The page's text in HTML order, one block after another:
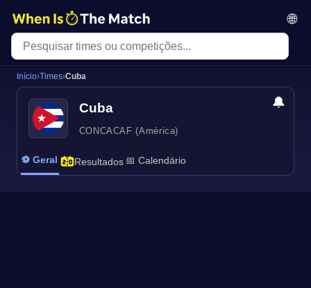
🌐
Início›Times›Cuba
Cuba
CONCACAF (América)
🔔
⚽ Geral Resultados 📅 Calendário